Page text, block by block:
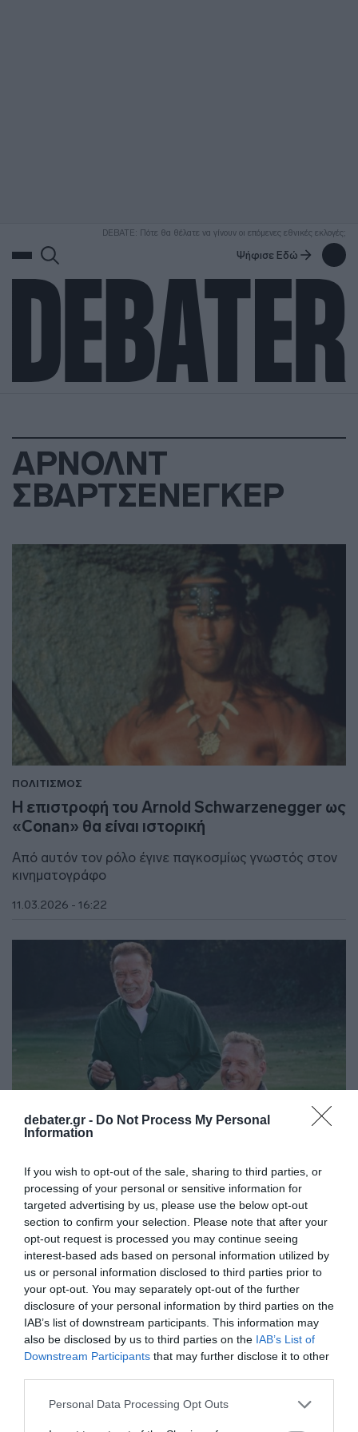
debater.gr - Do Not Process My Personal
Information
If you wish to opt-out of the sale, sharing to third parties, or
processing of your personal or sensitive information for
targeted advertising by us, please use the below opt-out
section to confirm your selection. Please note that after your
opt-out request is processed you may continue seeing
interest-based ads based on personal information utilized by
us or personal information disclosed to third parties prior to
your opt-out. You may separately opt-out of the further
disclosure of your personal information by third parties on the
IAB’s list of downstream participants. This information may
also be disclosed by us to third parties on the IAB’s List of
Downstream Participants that may further disclose it to other
Please note that this website/app uses one or more Google
Personal Data Processing Opt Outs
DEBATE: Πότε θα θέλατε να γίνουν οι επόμενες εθνικές εκλογές;
Ψήφισε Εδώ
ΑΡΝΟΛΝΤ
ΣΒΑΡΤΣΕΝΕΓΚΕΡ
ΠΟΛΙΤΙΣΜΟΣ
H επιστροφή του Arnold Schwarzenegger ως
«Conan» θα είναι ιστορική
Από αυτόν τον ρόλο έγινε παγκοσμίως γνωστός στον
κινηματογράφο
11.03.2026 - 16:22
ΔΙΕΘΝΗ
Συλλογική δύναμη: Η PARKSIDE φέρνει μαζί
τον ArnoldSchwarzenegger και τον Ralf
Moeller για τη νέα καμπάνια DIY
Με ξεκάθαρη αφοσίωση στη φιλοσοφία του "φτιάξ’ το
μόνος/η σου"
28.08.2025 - 11:46